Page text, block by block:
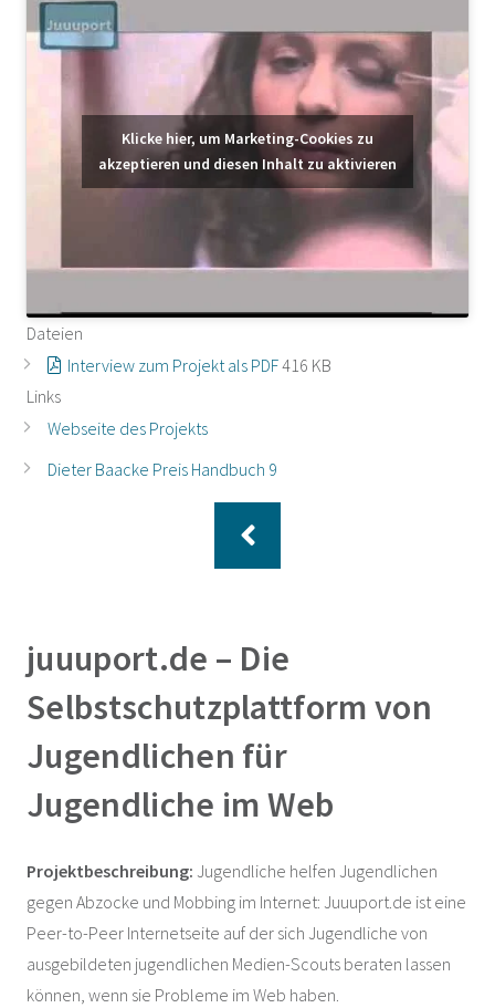
Klicke hier, um Marketing-Cookies zu
akzeptieren und diesen Inhalt zu aktivieren
Dateien
Interview zum Projekt als PDF416 KB
Links
Webseite des Projekts
Dieter Baacke Preis Handbuch 9
juuuport.de – Die
Selbstschutzplattform von
Jugendlichen für
Jugendliche im Web
Projektbeschreibung: Jugendliche helfen Jugendlichen
gegen Abzocke und Mobbing im Internet: Juuuport.de ist eine
Peer-to-Peer Internetseite auf der sich Jugendliche von
ausgebildeten jugendlichen Medien-Scouts beraten lassen
können, wenn sie Probleme im Web haben.